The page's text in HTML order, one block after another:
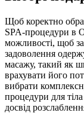
Щоб коректно
SPA-процедури в
можливості, щоб
задоволення
масажу, такий як
врахувати його
вибрати
процедури для
досвід